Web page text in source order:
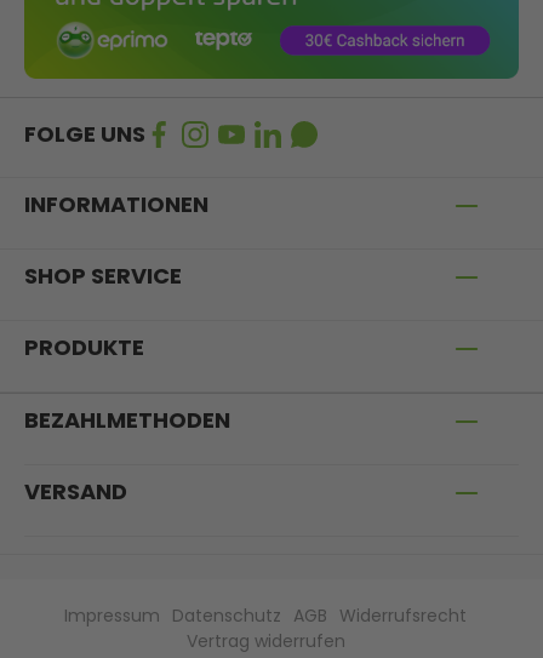
FOLGE UNS
INFORMATIONEN
SHOP SERVICE
PRODUKTE
BEZAHLMETHODEN
VERSAND
Impressum Datenschutz AGB Widerrufsrecht
Vertrag widerrufen